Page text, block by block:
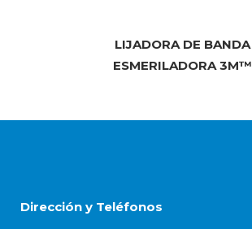
LIJADORA DE BANDA
ESMERILADORA 3M™
Dirección y Teléfonos